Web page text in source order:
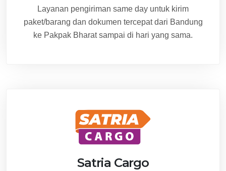
Layanan pengiriman same day untuk kirim
paket/barang dan dokumen tercepat dari Bandung
ke Pakpak Bharat sampai di hari yang sama.
Satria Cargo